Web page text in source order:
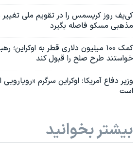
کی‌یف روز کریسمس را در تقویم ملی تغییر
مذهبی مسکو فاصله بگیرد
کمک ۱۰۰ میلیون دلاری قطر به اوکراین؛
خواستند طرح صلح را قبول کند
وزیر دفاع آمریکا: اوکراین سرگرم
است
بیشتر بخوانید